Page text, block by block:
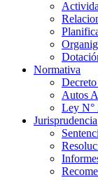
Normativa
Autos
Ley N°
Jurisprudencia